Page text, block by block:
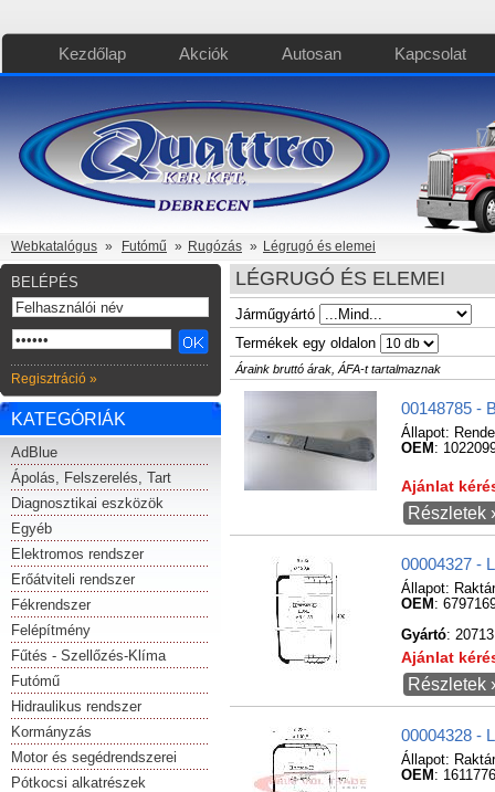
Kezdőlap Akciók Autosan Kapcsolat
Webkatalógus » Futómű » Rugózás » Légrugó és elemei
BELÉPÉS
Regisztráció »
KATEGÓRIÁK
AdBlue
Ápolás, Felszerelés, Tart
Diagnosztikai eszközök
Egyéb
Elektromos rendszer
Erőátviteli rendszer
Fékrendszer
Felépítmény
Fűtés - Szellőzés-Klíma
Futómű
Hidraulikus rendszer
Kormányzás
Motor és segédrendszerei
Pótkocsi alkatrészek
LÉGRUGÓ ÉS ELEMEI
Járműgyártó
Termékek egy oldalon
Áraink bruttó árak, ÁFA-t tartalmaznak
00148785 -
Állapot:
OEM :
Ajánlat
Részletek
00004327 -
Állapot:
OEM :
Gyártó:
Ajánlat
Részletek
00004328 -
Állapot:
OEM :